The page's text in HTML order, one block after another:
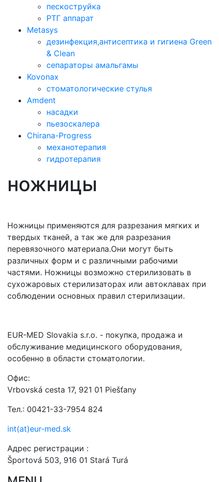
пескоструйка
РТГ аппарат
Metasys
дезинфекция,антисептика и гигиена Green
& Clean
сепараторы амальгамы
Kovonax
стоматологические стулья
Amdent
насадки
пьезоскалера
Chirana-Progress
механотерапия
гидротерапия
ножницы
Ножницы применяются для разрезания мягких и
твердых тканей, а так же для разрезания
перевязочного материала.Они могут быть
различных форм и с различными рабочими
частями. Ножницы возможно стерилизовать в
сухожаровых стерилизаторах или автоклавах при
соблюдении основных правил стерилизации.
EUR-MED Slovakia s.r.o. - покупка, продажа и
обслуживание медицинского оборудования,
особенно в области стоматологии.
Офис:
Vrbovská cesta 17, 921 01 Piešťany
Тел.: 00421-33-7954 824
int(at)eur-med.sk
Адрес регистрации :
Športová 503, 916 01 Stará Turá